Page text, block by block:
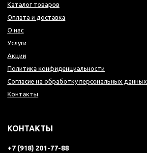
Каталог товаров
Оплата и доставка
О нас
Услуги
Акции
Политика конфиденциальности
Согласие на обработку персональных данных
Контакты
КОНТАКТЫ
+7 (918) 201-77-88